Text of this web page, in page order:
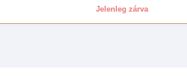
Jelenleg zárva